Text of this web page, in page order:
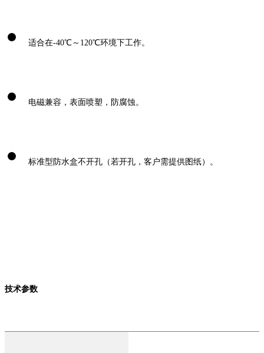
适合在-40℃～120℃环境下工作。
电磁兼容，表面喷塑，防腐蚀。
标准型防水盒不开孔（若开孔，客户需提供图纸）。
技术参数